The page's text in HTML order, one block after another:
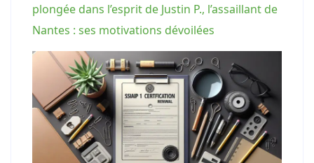
plongée dans l’esprit de Justin P., l’assaillant de
Nantes : ses motivations dévoilées